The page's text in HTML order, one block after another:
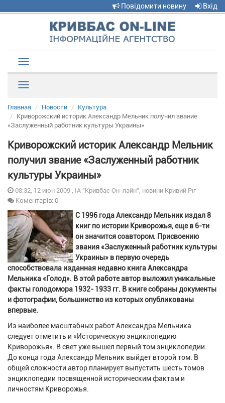
Повідомити новину Вхід
navigation
Главная Новости
Культура
Криворожский историк Александр Мельник получил звание
«Заслуженный работник культуры Украины»
Криворожский историк Александр Мельник
получил звание «Заслуженный работник
культуры Украины»
08:32, 12 июн 2009 , ІА "Кривбас Он-лайн", новини Кривий Ріг
Коментарів: 0
С 1996 года Александр Мельник издал 8
книг по истории Криворожья, еще в 6-ти
он значится соавтором. Присвоению
звания «Заслуженный работник культуры
Украины» в первую очередь
способствовала изданная недавно книга Александра
Мельника «Голод». В этой работе автор выложил уникальные
факты голодомора 1932- 1933 гг. В книге собраны документы
и фотографии, большинство из которых опубликованы
впервые.
Из наиболее масштабных работ Александра Мельника
следует отметить и «Историческую энциклопедию
Криворожья». В свет уже вышел первый том энциклопедии.
До конца года Александр Мельник выйдет второй том. В
общей сложности автор планирует выпустить шесть томов
энциклопедии посвященной историческим фактам и
личностям Криворожья.